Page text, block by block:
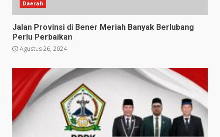
Daerah
Jalan Provinsi di Bener Meriah Banyak Berlubang
Perlu Perbaikan
Agustus 26, 2024